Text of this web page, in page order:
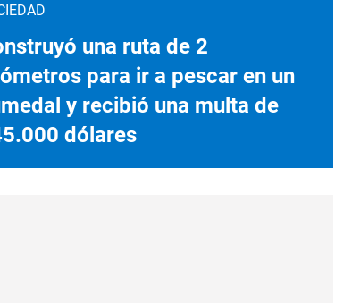
una ruta de 2
para ir a pescar en un
y recibió una multa de
dólares